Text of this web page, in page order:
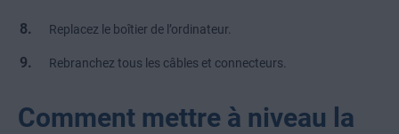
Replacez le boîtier de l’ordinateur.
Rebranchez tous les câbles et connecteurs.
Comment mettre à niveau la